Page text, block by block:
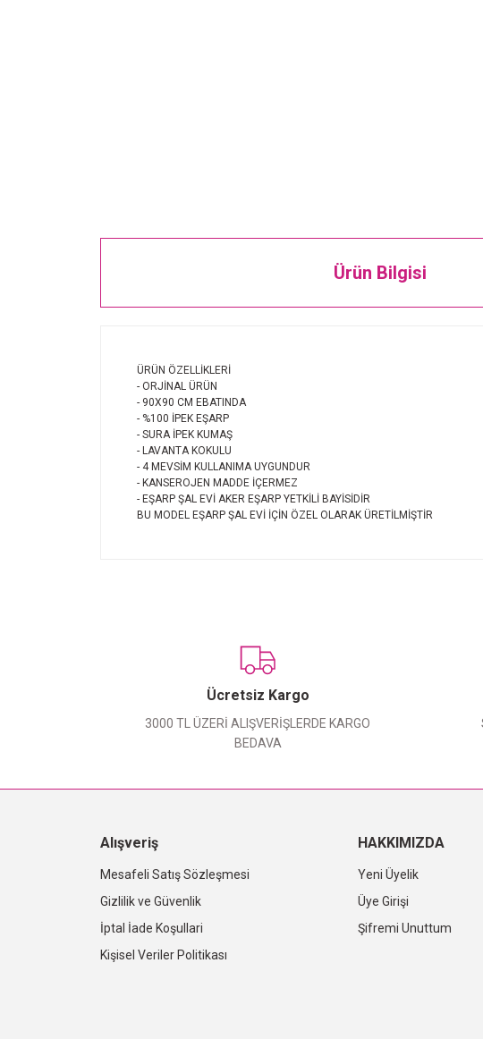
Ürün Bilgisi
ÜRÜN ÖZELLİKLERİ
- ORJİNAL ÜRÜN
- 90X90 CM EBATINDA
- %100 İPEK EŞARP
- SURA İPEK KUMAŞ
- LAVANTA KOKULU
- 4 MEVSİM KULLANIMA UYGUNDUR
- KANSEROJEN MADDE İÇERMEZ
- EŞARP ŞAL EVİ AKER EŞARP YETKİLİ BAYİSİDİR
BU MODEL EŞARP ŞAL EVİ İÇİN ÖZEL OLARAK ÜRETİLMİŞTİR
Ücretsiz Kargo
3000 TL ÜZERİ ALIŞVERİŞLERDE KARGO
BEDAVA
Alışveriş
Mesafeli Satış Sözleşmesi
Gizlilik ve Güvenlik
İptal İade Koşullari
Kişisel Veriler Politikası
HAKKIMIZDA
Yeni Üyelik
Üye Girişi
Şifremi Unuttum